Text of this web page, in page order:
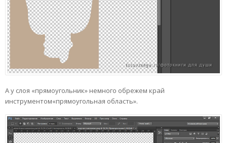
А у слоя «прямоугольник» немного обрежем край
инструментом«прямоугольная область».